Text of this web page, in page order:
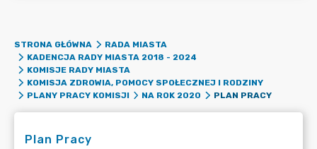
STRONA GŁÓWNA
RADA MIASTA
KADENCJA RADY MIASTA 2018 - 2024
KOMISJE RADY MIASTA
KOMISJA ZDROWIA, POMOCY SPOŁECZNEJ I RODZINY
PLANY PRACY KOMISJI
NA ROK 2020 PLAN PRACY
Plan Pracy